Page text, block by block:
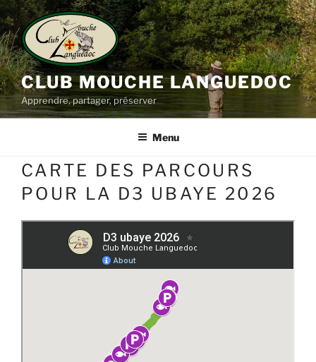
Aller
au
contenu
principal
CLUB MOUCHE LANGUEDOC
Apprendre, partager, préserver
Menu
CARTE DES PARCOURS
POUR LA D3 UBAYE 2026